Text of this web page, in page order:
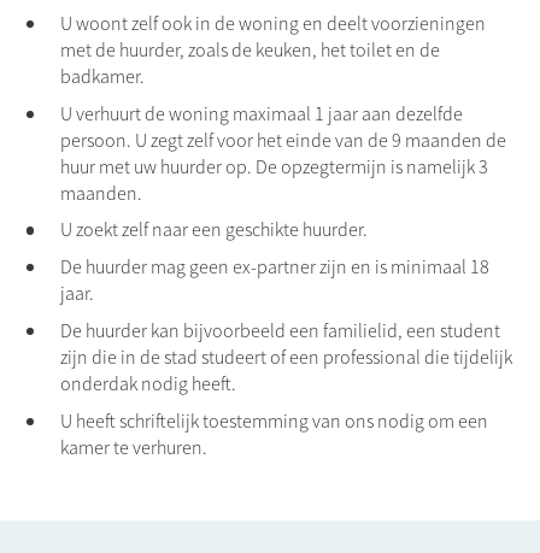
U woont zelf ook in de woning en deelt voorzieningen
met de huurder, zoals de keuken, het toilet en de
badkamer.
U verhuurt de woning maximaal 1 jaar aan dezelfde
persoon. U zegt zelf voor het einde van de 9 maanden de
huur met uw huurder op. De opzegtermijn is namelijk 3
maanden.
U zoekt zelf naar een geschikte huurder.
De huurder mag geen ex-partner zijn en is minimaal 18
jaar.
De huurder kan bijvoorbeeld een familielid, een student
zijn die in de stad studeert of een professional die tijdelijk
onderdak nodig heeft.
U heeft schriftelijk toestemming van ons nodig om een
kamer te verhuren.